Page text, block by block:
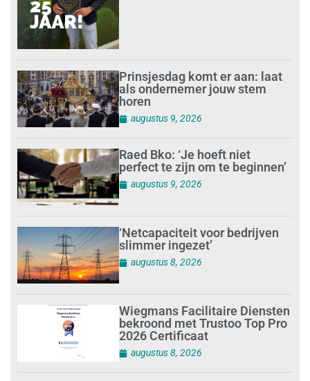
Prinsjesdag komt er aan: laat
als ondernemer jouw stem
horen
augustus 9, 2026
Raed Bko: ‘Je hoeft niet
perfect te zijn om te beginnen’
augustus 9, 2026
‘Netcapaciteit voor bedrijven
slimmer ingezet’
augustus 8, 2026
Wiegmans Facilitaire Diensten
bekroond met Trustoo Top Pro
2026 Certificaat
augustus 8, 2026